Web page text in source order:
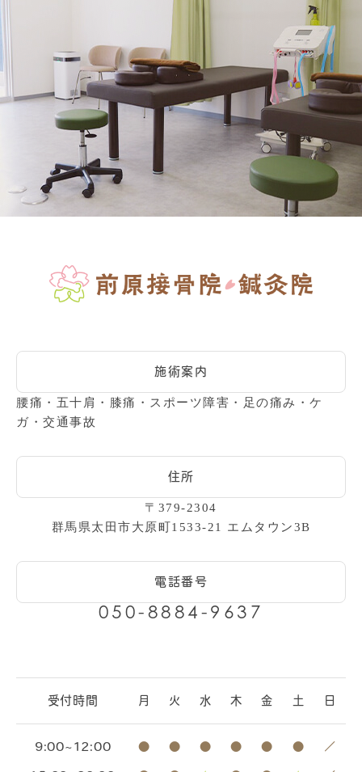
施術案内
腰痛・五十肩・膝痛・スポーツ障害・足の痛み・ケ
ガ・交通事故
住所
〒379-2304
群馬県太田市大原町1533-21 エムタウン3B
電話番号
050-8884-9637
受付時間 月 火 水 木 金 土 日
9:00~12:00 ● ● ● ● ● ● ／